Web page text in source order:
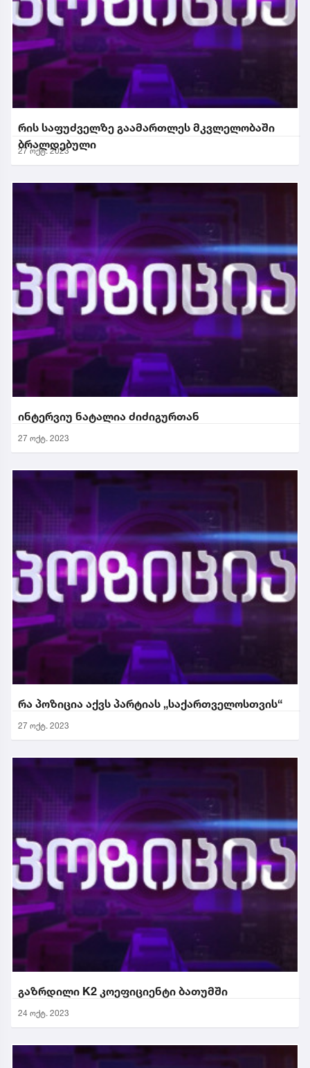
რის საფუძველზე გაამართლეს მკვლელობაში
ბრალდებული
27 ოქტ. 2023
ინტერვიუ ნატალია ძიძიგურთან
27 ოქტ. 2023
რა პოზიცია აქვს პარტიას „საქართველოსთვის“
27 ოქტ. 2023
გაზრდილი K2 კოეფიციენტი ბათუმში
24 ოქტ. 2023